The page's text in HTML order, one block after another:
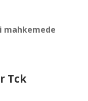
mahkemede
Tck